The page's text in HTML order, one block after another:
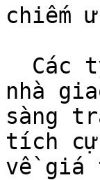
chiếm
nhà
sàng
tích
về giá